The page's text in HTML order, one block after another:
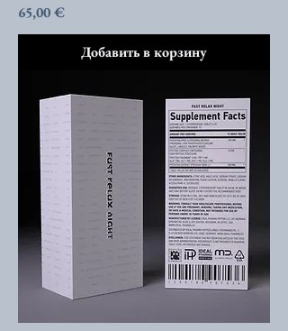
Цена
65,00 €
Добавить в корзину